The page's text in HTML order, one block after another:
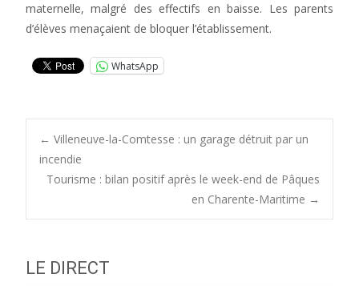
maternelle, malgré des effectifs en baisse. Les parents
d’élèves menaçaient de bloquer l’établissement.
WhatsApp
Post
navigation
← Villeneuve-la-Comtesse : un garage détruit par un
incendie
Tourisme : bilan positif après le week-end de Pâques
en Charente-Maritime →
LE DIRECT